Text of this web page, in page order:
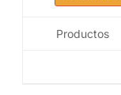
Productos